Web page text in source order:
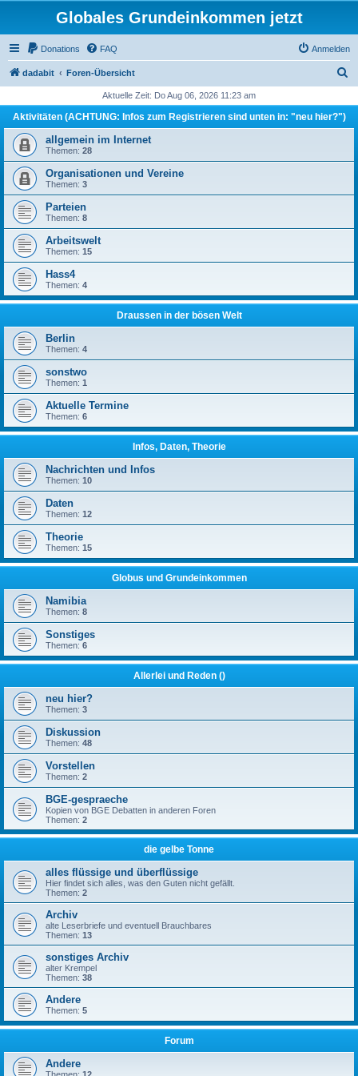
Globales Grundeinkommen jetzt
Donations FAQ Anmelden
dadabit Foren-Übersicht
h
Aktuelle Zeit: Do Aug 06, 2026 11:23 am
Aktivitäten (ACHTUNG: Infos zum Registrieren sind unten in: "neu hier?")
allgemein im Internet
Themen: 28
Organisationen und Vereine
Themen: 3
Parteien
Themen: 8
Arbeitswelt
Themen: 15
Hass4
Themen: 4
Draussen in der bösen Welt
Berlin
Themen: 4
sonstwo
Themen: 1
Aktuelle Termine
Themen: 6
Infos, Daten, Theorie
Nachrichten und Infos
Themen: 10
Daten
Themen: 12
Theorie
Themen: 15
Globus und Grundeinkommen
Namibia
Themen: 8
Sonstiges
Themen: 6
Allerlei und Reden ()
neu hier?
Themen: 3
Diskussion
Themen: 48
Vorstellen
Themen: 2
BGE-gespraeche
Kopien von BGE Debatten in anderen Foren
Themen: 2
die gelbe Tonne
alles flüssige und überflüssige
Hier findet sich alles, was den Guten nicht gefällt.
Themen: 2
Archiv
alte Leserbriefe und eventuell Brauchbares
Themen: 13
sonstiges Archiv
alter Krempel
Themen: 38
Andere
Themen: 5
Forum
Andere